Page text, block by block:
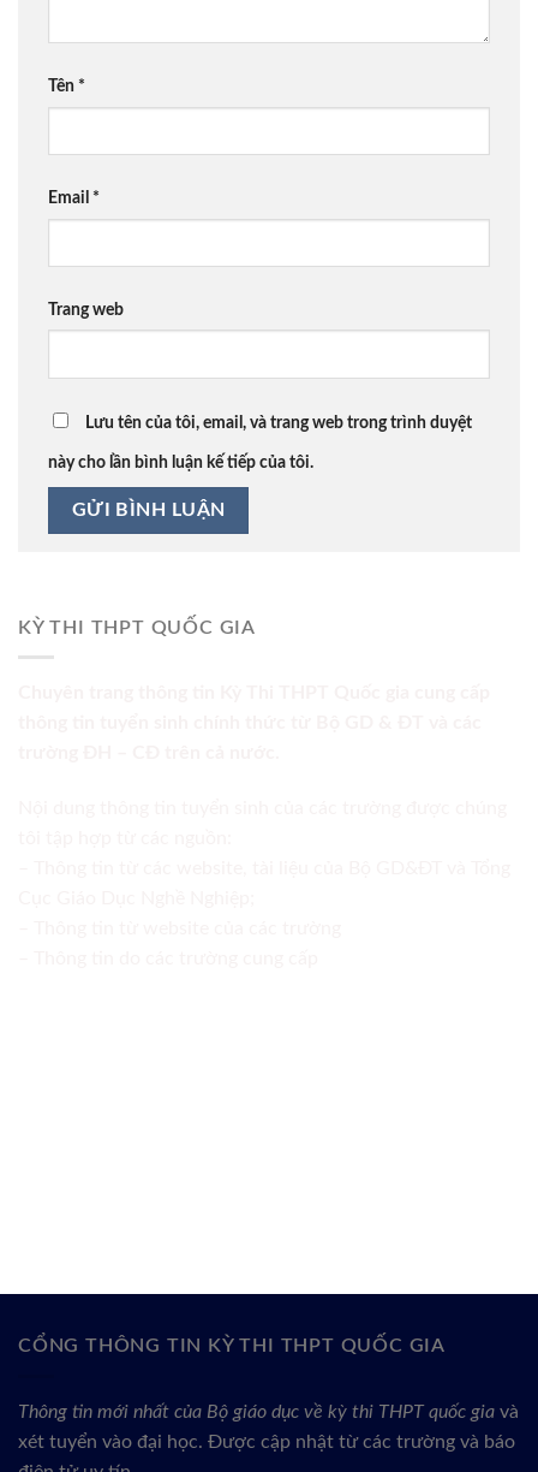
Tên *
Email *
Trang web
Lưu tên của tôi, email, và trang web trong trình duyệt
này cho lần bình luận kế tiếp của tôi.
KỲ THI THPT QUỐC GIA
CỔNG THÔNG TIN KỲ THI THPT QUỐC GIA
Thông tin mới nhất của Bộ giáo dục về kỳ thi THPT quốc gia và
xét tuyển vào đại học. Được cập nhật từ các trường và báo